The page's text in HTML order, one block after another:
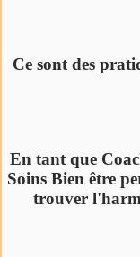
Ce sont des
En tant que
Soins Bien être
trouver